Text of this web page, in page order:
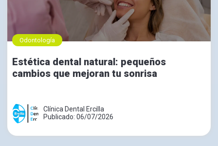
Odontología
Estética dental natural: pequeños
cambios que mejoran tu sonrisa
Clínica Dental Ercilla
Publicado: 06/07/2026